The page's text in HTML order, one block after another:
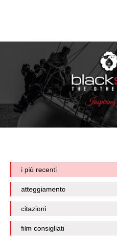
i più recenti
atteggiamento
citazioni
film consigliati